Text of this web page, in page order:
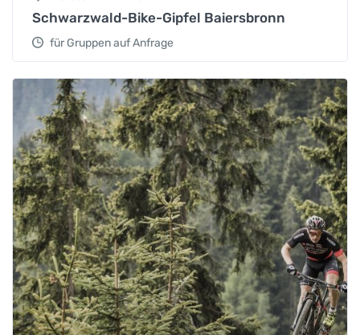
Schwarzwald-Bike-Gipfel Baiersbronn
für Gruppen auf Anfrage